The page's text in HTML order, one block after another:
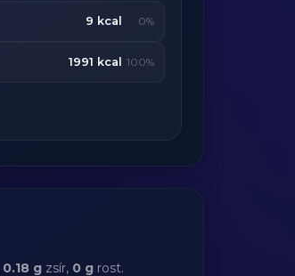
9 kcal 0%
1991 kcal 100%
0.18 g zsír, 0 g rost.